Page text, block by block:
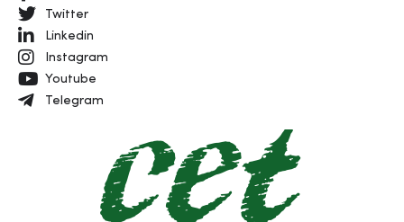
Twitter
Linkedin
Instagram
Youtube
Telegram